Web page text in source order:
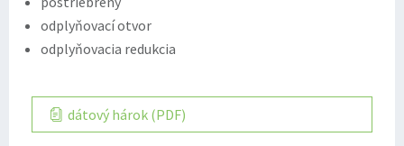
odplyňovací otvor
odplyňovacia redukcia
dátový hárok (PDF)